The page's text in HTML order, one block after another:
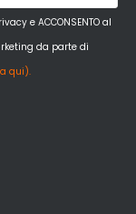
e ACCONSENTO al
da parte di
qui).